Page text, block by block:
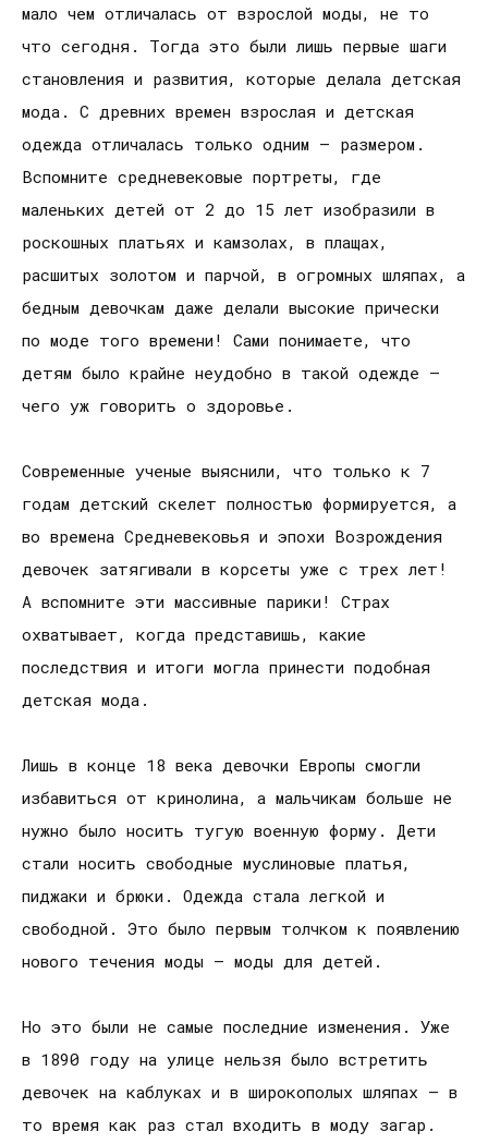
мало чем отличалась от взрослой моды, не то
что сегодня. Тогда это были лишь первые шаги
становления и развития, которые делала детская
мода. С древних времен взрослая и детская
одежда отличалась только одним – размером.
Вспомните средневековые портреты, где
маленьких детей от 2 до 15 лет изобразили в
роскошных платьях и камзолах, в плащах,
расшитых золотом и парчой, в огромных шляпах, а
бедным девочкам даже делали высокие прически
по моде того времени! Сами понимаете, что
детям было крайне неудобно в такой одежде –
чего уж говорить о здоровье.
Современные ученые выяснили, что только к 7
годам детский скелет полностью формируется, а
во времена Средневековья и эпохи Возрождения
девочек затягивали в корсеты уже с трех лет!
А вспомните эти массивные парики! Страх
охватывает, когда представишь, какие
последствия и итоги могла принести подобная
детская мода.
Лишь в конце 18 века девочки Европы смогли
избавиться от кринолина, а мальчикам больше не
нужно было носить тугую военную форму. Дети
стали носить свободные муслиновые платья,
пиджаки и брюки. Одежда стала легкой и
свободной. Это было первым толчком к появлению
нового течения моды – моды для детей.
Но это были не самые последние изменения. Уже
в 1890 году на улице нельзя было встретить
девочек на каблуках и в широкополых шляпах – в
то время как раз стал входить в моду загар.